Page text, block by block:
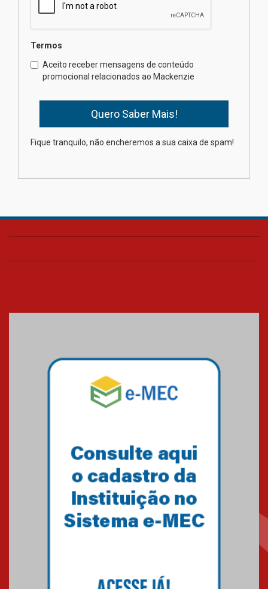
mesmo do Ensino Médio
Como os pais podem investir
na educação dos filhos além da
escola
Transformadora reúne
Termos
Aceito receber mensagens de conteúdo
promocional relacionados ao Mackenzie
Fique tranquilo, não encheremos a sua caixa de spam!